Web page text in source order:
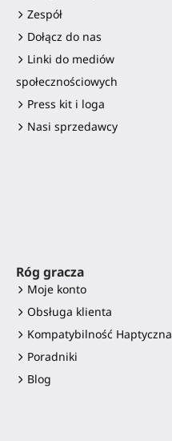
Zespół
Dołącz do nas
Linki do mediów
społecznościowych
Press kit i loga
Nasi sprzedawcy
Róg gracza
Moje konto
Obsługa klienta
Kompatybilność Haptyczna
Poradniki
Blog